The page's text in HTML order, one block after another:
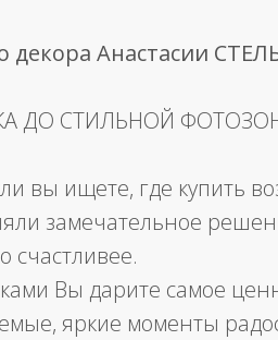
декора Анастасии
ДО СТИЛЬНОЙ
вы ищете, где купить
замечательное
счастливее.
Вы дарите самое
яркие моменты